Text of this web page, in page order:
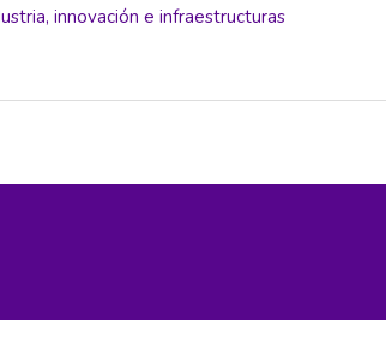
innovación e infraestructuras